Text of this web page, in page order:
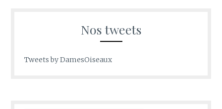
Nos tweets
Tweets by DamesOiseaux